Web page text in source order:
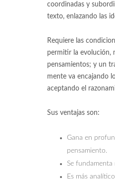
coordinadas y
texto, enlazando las
Requiere las
permitir la evolución,
pensamientos; y un
mente va encajando
aceptando el
Sus ventajas son:
Gana en
pensamiento.
Se fundamenta
Es más